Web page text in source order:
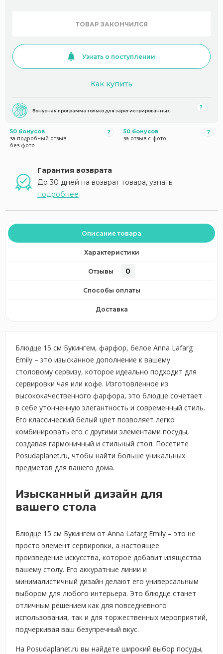
ТОВАР ЗАКОНЧИЛСЯ
Узнать о поступлении
Как купить
Бонусная программа только для зарегистрированных
50 бонусов
за подробный отзыв
без фото
50 бонусов
за отзыв с фото
Гарантия возврата
До 30 дней на возврат товара, узнать
подробнее
Описание товара
Характеристики
Отзывы 0
Способы оплаты
Доставка
Блюдце 15 см Букингем, фарфор, белое Anna Lafarg
Emily – это изысканное дополнение к вашему
столовому сервизу, которое идеально подходит для
сервировки чая или кофе. Изготовленное из
высококачественного фарфора, это блюдце сочетает
в себе утонченную элегантность и современный стиль.
Его классический белый цвет позволяет легко
комбинировать его с другими элементами посуды,
создавая гармоничный и стильный стол. Посетите
Posudaplanet.ru, чтобы найти больше уникальных
предметов для вашего дома.
Изысканный дизайн для
вашего стола
Блюдце 15 см Букингем от Anna Lafarg Emily – это не
просто элемент сервировки, а настоящее
произведение искусства, которое добавит изящества
вашему столу. Его аккуратные линии и
минималистичный дизайн делают его универсальным
выбором для любого интерьера. Это блюдце станет
отличным решением как для повседневного
использования, так и для торжественных мероприятий,
подчеркивая ваш безупречный вкус.
На Posudaplanet.ru вы найдете широкий выбор посуды,